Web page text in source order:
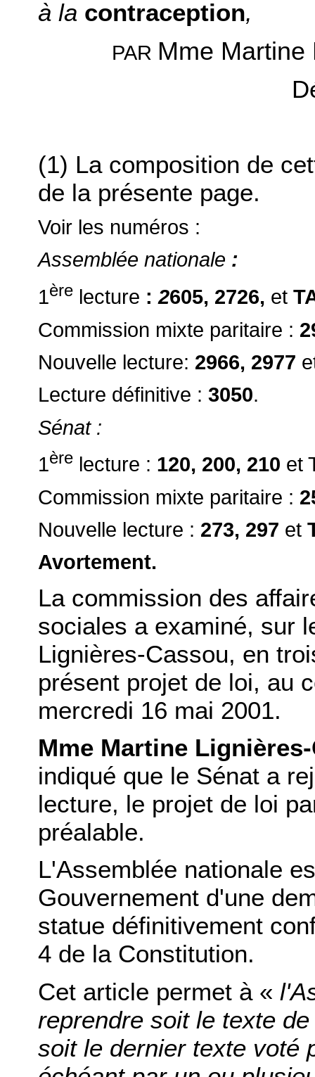
à la contraception,
PAR Mme
(1) La composition de
de la présente page.
Voir les numéros :
Assemblée nationale :
1ère lecture :2605, 2726, et
Commission mixte paritaire :
Nouvelle lecture: 2966, 2977
Lecture définitive : 3050.
Sénat :
1ère lecture : 120, 200, 210 et
Commission mixte paritaire :
Nouvelle lecture : 273, 297 et
Avortement.
La commission des
sociales a examiné, sur
Lignières-Cassou, en
présent projet de loi, au
mercredi 16 mai 2001.
Mme Martine
indiqué que le Sénat a
lecture, le projet de loi
préalable.
L'Assemblée nationale
Gouvernement d'une
statue définitivement
4 de la Constitution.
Cet article permet à «
reprendre soit le texte
soit le dernier texte voté